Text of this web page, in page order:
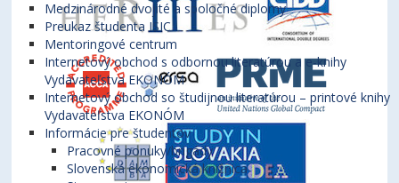
Medzinárodné dvojité a spoločné diplomy
Preukaz študenta ISIC
Mentoringové centrum
Internetový obchod s odbornou literatúrou a e-knihy
Vydavateľstva EKONÓM
Internetový obchod so študijnou literatúrou – printové knihy
Vydavateľstva EKONÓM
Informácie pre študentov
Pracovné ponuky/brigády
Slovenská ekonomická knižnica